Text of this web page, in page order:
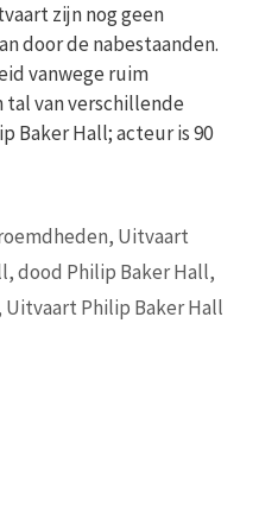
zijn nog geen
door de nabestaanden.
vanwege ruim
van verschillende
Baker Hall; acteur is 90
, Uitvaart
,dood Philip Baker Hall,
Uitvaart Philip Baker Hall